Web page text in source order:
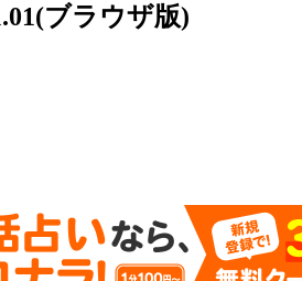
ブラウザ版)